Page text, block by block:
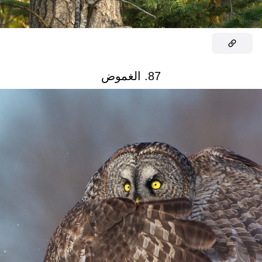
87. الغموض